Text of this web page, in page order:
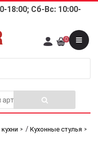
18:00; Сб-Вс: 10:00-
0
/ Кухонные стулья